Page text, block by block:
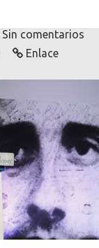
Miguel Ángel
Sin comentarios
Enlace